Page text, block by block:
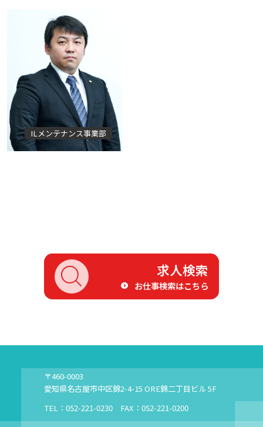
ILメンテナンス事業部
求人検索
お仕事検索はこちら
〒460-0003
愛知県名古屋市中区錦2-4-15 ORE錦二丁目ビル 5F
TEL：052-221-0230 FAX：052-221-0200